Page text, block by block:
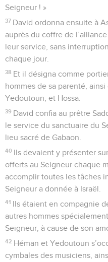
Seigneur ! »
37 David ordonna ensuite à
auprès du coffre de
leur service, sans
chaque jour.
38 Et il désigna comme
hommes de sa parenté, ainsi
Yedoutoun, et Hossa.
39 David confia au prêtre
le service du sanctuaire du
lieu sacré de Gabaon.
40 Ils devaient y présenter
offerts au Seigneur chaque
accomplir toutes les tâches
Seigneur a donnée à Israël.
41 Ils étaient en compagnie
autres hommes
Seigneur, à cause de son
42 Héman et Yedoutoun
cymbales des musiciens,